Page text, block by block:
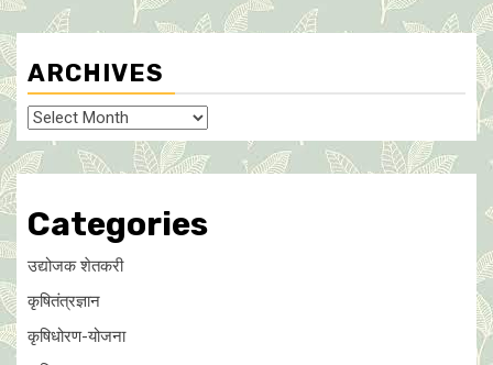
ARCHIVES
Archives
Categories
उद्योजक शेतकरी
कृषितंत्रज्ञान
कृषिधोरण-योजना